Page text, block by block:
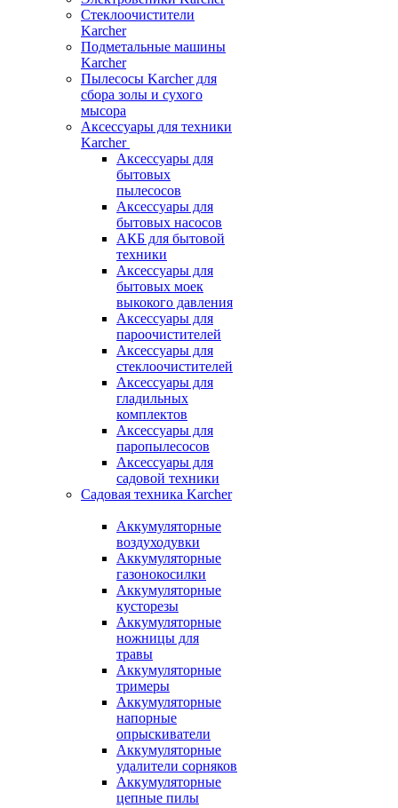
Стеклоочистители
Karcher
Подметальные машины
Karcher
Пылесосы Karcher для
сбора золы и сухого
мысора
Аксессуары для техники
Karcher
Аксессуары для
бытовых
пылесосов
Аксессуары для
бытовых насосов
АКБ для бытовой
техники
Аксессуары для
бытовых моек
выкокого давления
Аксессуары для
пароочистителей
Аксессуары для
стеклоочистителей
Аксессуары для
гладильных
комплектов
Аксессуары для
паропылесосов
Аксессуары для
садовой техники
Садовая техника Karcher
Аккумуляторные
воздуходувки
Аккумуляторные
газонокосилки
Аккумуляторные
кусторезы
Аккумуляторные
ножницы для
травы
Аккумуляторные
тримеры
Аккумуляторные
напорные
опрыскиватели
Аккумуляторные
удалители сорняков
Аккумуляторные
цепные пилы